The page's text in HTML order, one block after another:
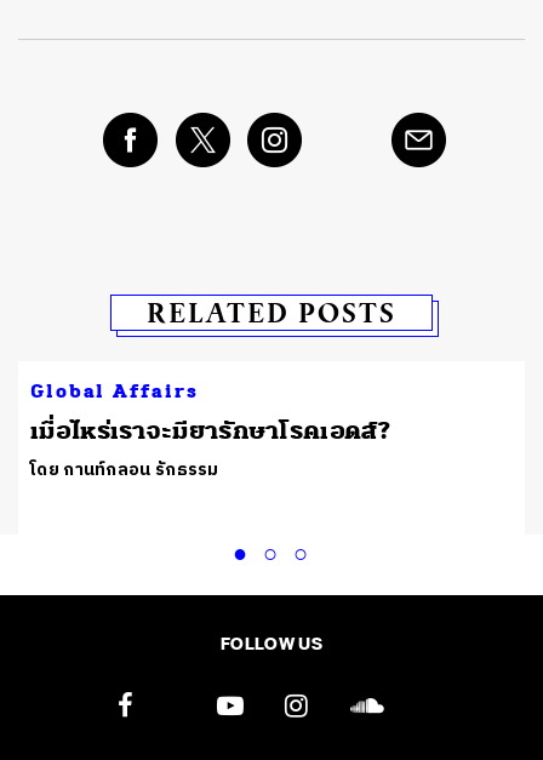
RELATED POSTS
Global Affairs
เมื่อไหร่เราจะมียารักษาโรคเอดส์?
โดย กานท์กลอน รักธรรม
FOLLOW US